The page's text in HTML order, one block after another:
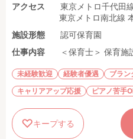
アクセス
東京メトロ千代田
東京メトロ南北線
施設形態
認可保育園
仕事内容
＜保育士＞ 保育施
未経験歓迎 経験者優遇 ブラン
キャリアアップ応援
ピアノ苦手
キープする